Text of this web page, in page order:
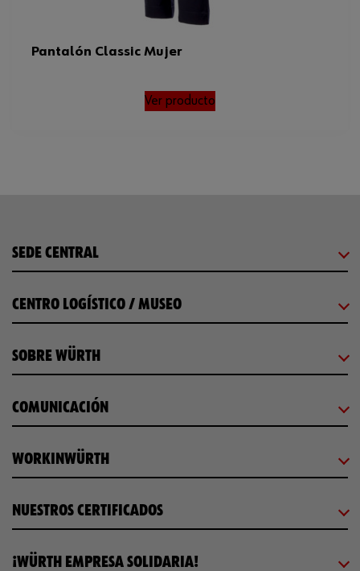
Pantalón Classic Mujer
Ver producto
SEDE CENTRAL
CENTRO LOGÍSTICO / MUSEO
SOBRE WÜRTH
COMUNICACIÓN
WORKINWÜRTH
NUESTROS CERTIFICADOS
¡WÜRTH EMPRESA SOLIDARIA!